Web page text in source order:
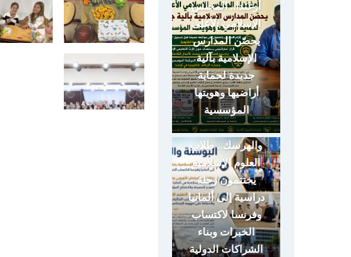
أوغندا.. المجلس
الإسلامي الأعلى
يحصّن المدارس
الإسلامية بآلية
جديدة لحماية
أراضيها وهويتها
المؤسسية
البوسنة
والهرسك.. طلاب
العلوم الإسلامية
يختتمون رحلة
دراسية إلى ألمانيا
وفرنسا لاكتساب
الخبرات وبناء
الشراكات الدولية